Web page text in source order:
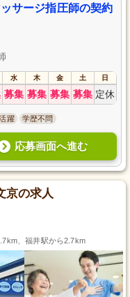
サージ指圧師の契約
水 木 金 土 日
募集 募集 募集 募集 定休
躍 学歴不問
応募画面へ進む
京の求人
、福井駅から2.7km